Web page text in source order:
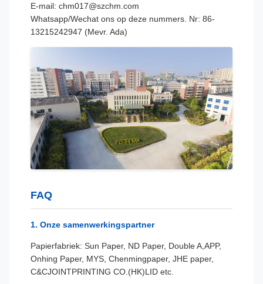
E-mail: chm017@szchm.com
Whatsapp/Wechat ons op deze nummers. Nr: 86-
13215242947 (Mevr. Ada)
FAQ
1. Onze samenwerkingspartner
Papierfabriek: Sun Paper, ND Paper, Double A ,APP,
Onhing Paper, MYS, Chenmingpaper, JHE paper,
C&CJOINTPRINTING CO.(HK)LID etc.